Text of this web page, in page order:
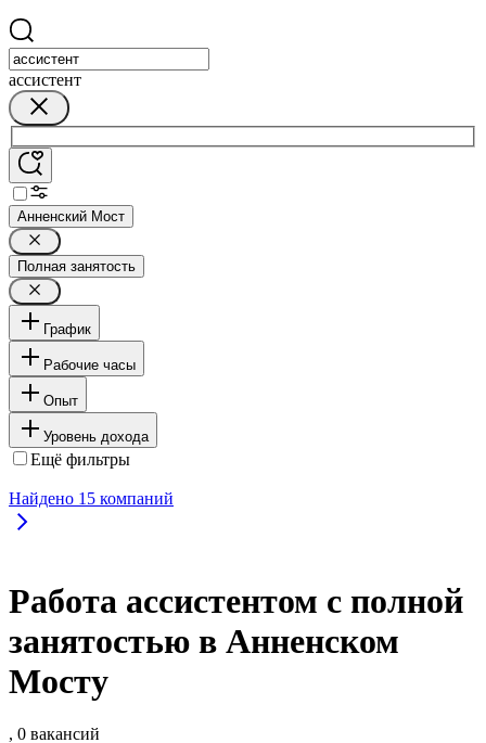
ассистент
Анненский Мост
Полная занятость
График
Рабочие часы
Опыт
Уровень дохода
Ещё фильтры
Найдено 15 компаний
Работа ассистентом с полной
занятостью в Анненском
Мосту
, 0 вакансий